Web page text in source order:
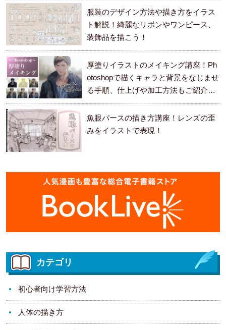
服装のデザイン方法や描き方をイラス
ト解説！綺麗なリボンやワンピース、
装飾品を描こう！
厚塗りイラストのメイキング講座！Ph
otoshopで描くキャラと背景をなじませ
る手順、仕上げや加工方法もご紹介し
ます。
魚眼パースの描き方講座！レンズの歪
みをイラストで表現！
カテゴリ
初心者向け学習方法
人体の描き方